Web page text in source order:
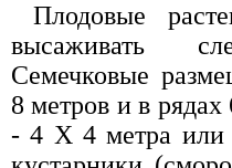
Плодовые
высаживать
Семечковые
8 метров и в рядах
- 4 X 4 метра или